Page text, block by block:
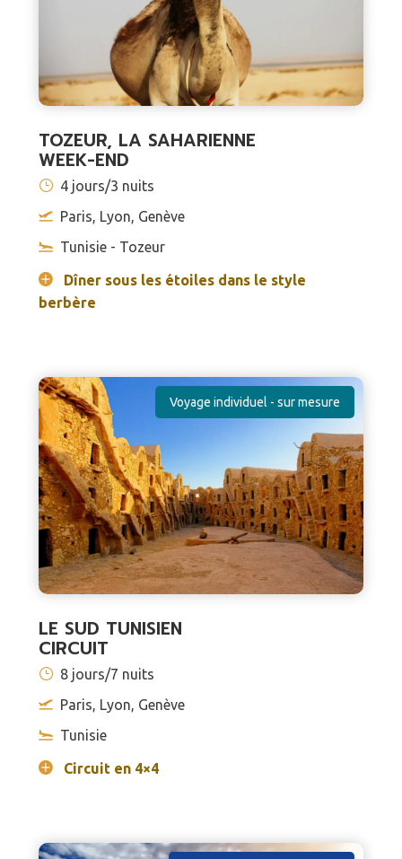
TOZEUR, LA SAHARIENNE
WEEK-END
4 jours/3 nuits
Paris, Lyon, Genève
Tunisie - Tozeur
Dîner sous les étoiles dans le style
berbère
Voyage individuel - sur mesure
LE SUD TUNISIEN
CIRCUIT
8 jours/7 nuits
Paris, Lyon, Genève
Tunisie
Circuit en 4×4